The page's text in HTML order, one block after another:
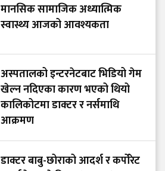
मानसिक सामाजिक अध्यात्मिक
स्वास्थ्य आजको आवश्यकता
अस्पतालको इन्टरनेटबाट भिडियो गेम
खेल्न नदिएका कारण भएको थियो
कालिकोटमा डाक्टर र नर्समाथि
आक्रमण
डाक्टर बाबु-छोराको आदर्श र कर्पोरेट